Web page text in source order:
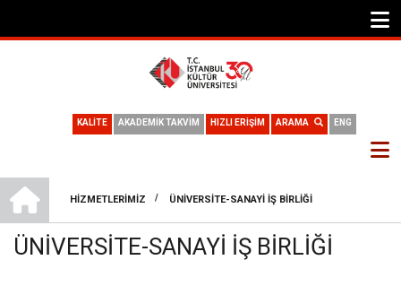
ENG
ARAMA
HIZLI ERİŞİM
AKADEMİK TAKVİM
KALİTE
SAYFA
YOLU
HIZMETLERIMIZ
/ ÜNIVERSITE-SANAYI İŞ BIRLIĞI
ÜNIVERSITE-SANAYI İŞ BIRLIĞI